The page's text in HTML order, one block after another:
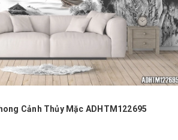
Cảnh Thủy Mặc ADHTM122695